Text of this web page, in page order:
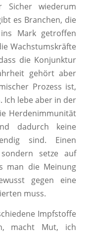
Sicher wiederum
es Branchen, die
Mark getroffen
Wachstumskräfte
die Konjunktur
gehört aber
Prozess ist,
Ich lebe aber in der
Herdenimmunität
dadurch keine
sind. Einen
setze auf
man die Meinung
gegen eine
muss.
Impfstoffe
macht Mut, ich